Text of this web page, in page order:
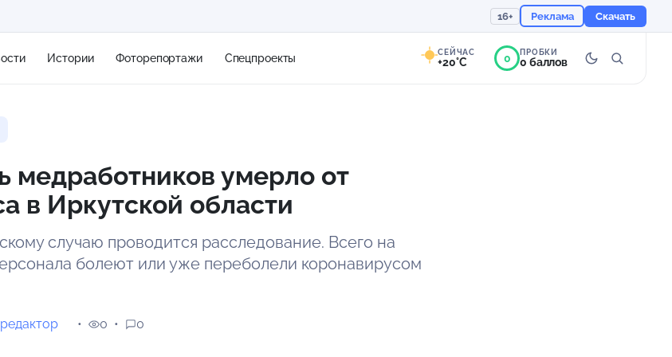
16+ Реклама Скачать
Истории Фоторепортажи Спецпроекты СЕЙЧАС
+20°C
Ощущается как +20
12 м/с
0 ПРОБКИ
0 баллов
медработников умерло от
в Иркутской области
случаю проводится расследование. Всего на
болеют или уже переболели коронавирусом
0 0